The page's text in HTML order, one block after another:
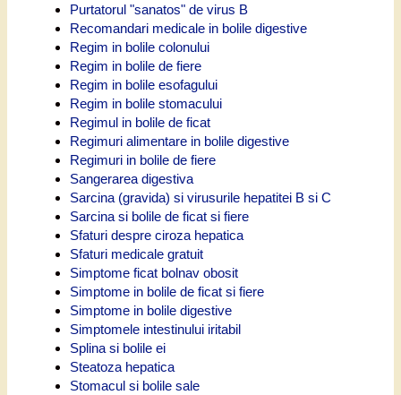
Purtatorul "sanatos" de virus B
Recomandari medicale in bolile digestive
Regim in bolile colonului
Regim in bolile de fiere
Regim in bolile esofagului
Regim in bolile stomacului
Regimul in bolile de ficat
Regimuri alimentare in bolile digestive
Regimuri in bolile de fiere
Sangerarea digestiva
Sarcina (gravida) si virusurile hepatitei B si C
Sarcina si bolile de ficat si fiere
Sfaturi despre ciroza hepatica
Sfaturi medicale gratuit
Simptome ficat bolnav obosit
Simptome in bolile de ficat si fiere
Simptome in bolile digestive
Simptomele intestinului iritabil
Splina si bolile ei
Steatoza hepatica
Stomacul si bolile sale